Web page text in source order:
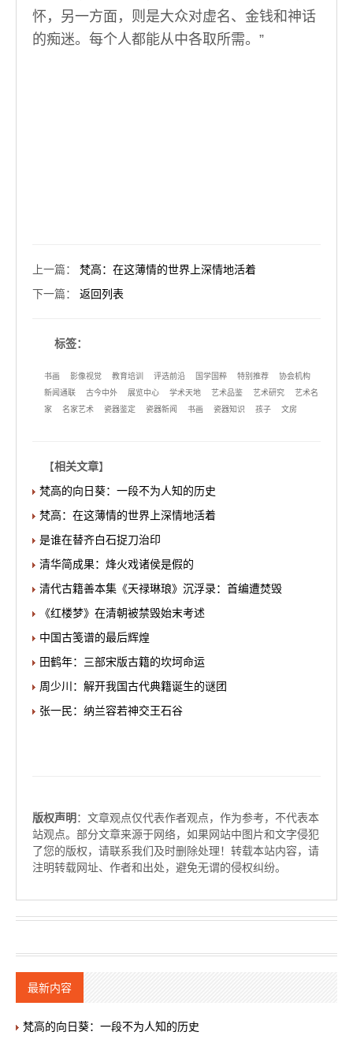
怀，另一方面，则是大众对虚名、金钱和神话
的痴迷。每个人都能从中各取所需。”
上一篇： 梵高：在这薄情的世界上深情地活着
下一篇： 返回列表
标签：
书画 影像视觉 教育培训 评选前沿 国学国粹 特别推荐
协会机构
新闻通联
古今中外 展览中心 学术天地 艺术品鉴 艺术研究
艺术名
家
名家艺术 瓷器鉴定 瓷器新闻 书画 瓷器知识 孩子 文房
【相关文章】
梵高的向日葵：一段不为人知的历史
梵高：在这薄情的世界上深情地活着
是谁在替齐白石捉刀治印
清华简成果：烽火戏诸侯是假的
清代古籍善本集《天禄琳琅》沉浮录：首编遭焚毁
《红楼梦》在清朝被禁毁始末考述
中国古笺谱的最后辉煌
田鹤年：三部宋版古籍的坎坷命运
周少川：解开我国古代典籍诞生的谜团
张一民：纳兰容若神交王石谷
版权声明 ：文章观点仅代表作者观点，作为参考，不代表本
站观点。部分文章来源于网络，如果网站中图片和文字侵犯
了您的版权，请联系我们及时删除处理！转载本站内容，请
注明转载网址、作者和出处，避免无谓的侵权纠纷。
最新内容
梵高的向日葵：一段不为人知的历史